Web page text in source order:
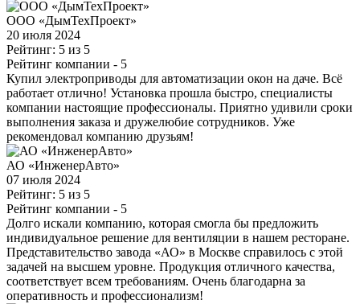
ООО «ДымТехПроект»
20 июля 2024
Рейтинг: 5 из 5
Рейтинг компании - 5
Купил электроприводы для автоматизации окон на даче. Всё
работает отлично! Установка прошла быстро, специалисты
компании настоящие профессионалы. Приятно удивили сроки
выполнения заказа и дружелюбие сотрудников. Уже
рекомендовал компанию друзьям!
АО «ИнженерАвто»
07 июля 2024
Рейтинг: 5 из 5
Рейтинг компании - 5
Долго искали компанию, которая смогла бы предложить
индивидуальное решение для вентиляции в нашем ресторане.
Представительство завода «АО» в Москве справилось с этой
задачей на высшем уровне. Продукция отличного качества,
соответствует всем требованиям. Очень благодарна за
оперативность и профессионализм!